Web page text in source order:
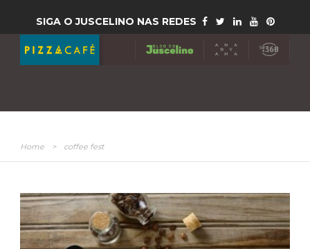
SIGA O JUSCELINO NAS REDES
Home > coffee fest